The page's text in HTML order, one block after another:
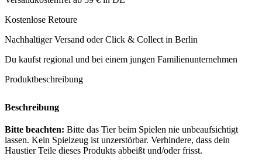
Menge
Kostenlose Retoure
Nachhaltiger Versand oder Click & Collect in Berlin
Du kaufst regional und bei einem jungen Familienunternehmen
Produktbeschreibung
Beschreibung
Bitte beachten: Bitte das Tier beim Spielen nie unbeaufsichtigt
lassen. Kein Spielzeug ist unzerstörbar. Verhindere, dass dein
Haustier Teile dieses Produkts abbeißt und/oder frisst.